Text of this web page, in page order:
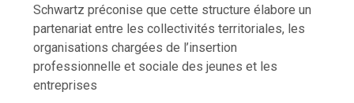
Schwartz préconise que cette structure élabore un
partenariat entre les collectivités territoriales, les
organisations chargées de l’insertion
professionnelle et sociale des jeunes et les
entreprises